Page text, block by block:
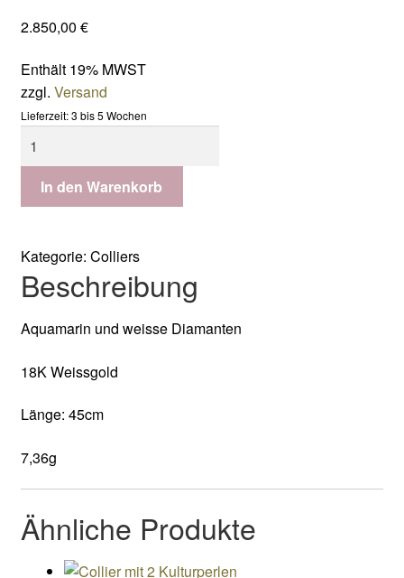
2.850,00 €
Enthält 19% MWST
zzgl. Versand
Lieferzeit: 3 bis 5 Wochen
Mayerling
Aquamarin
Menge
In den Warenkorb
Kategorie: Colliers
Beschreibung
Aquamarin und weisse Diamanten
18K Weissgold
Länge: 45cm
7,36g
Ähnliche Produkte